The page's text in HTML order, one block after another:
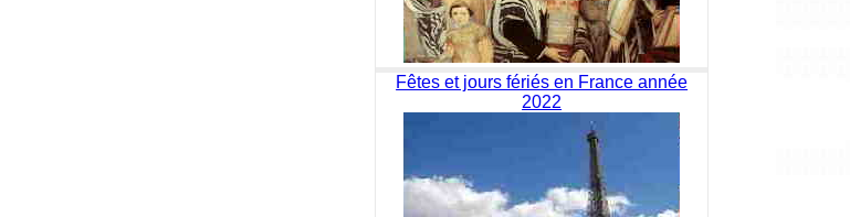
Fêtes et jours fériés en France année
2022